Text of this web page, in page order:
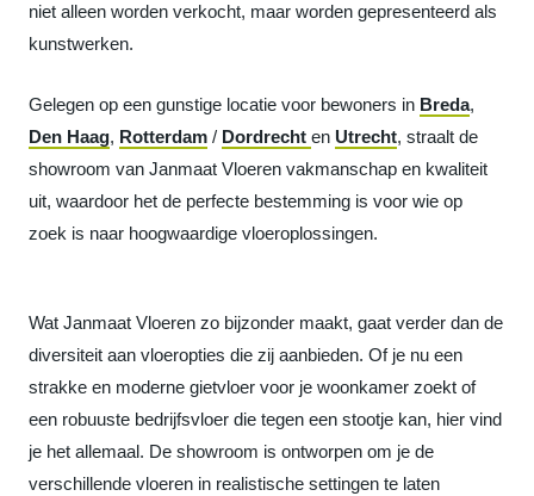
niet alleen worden verkocht, maar worden gepresenteerd als
kunstwerken.
Gelegen op een gunstige locatie voor bewoners in Breda,
Den Haag, Rotterdam / Dordrecht en Utrecht, straalt de
showroom van Janmaat Vloeren vakmanschap en kwaliteit
uit, waardoor het de perfecte bestemming is voor wie op
zoek is naar hoogwaardige vloeroplossingen.
Wat Janmaat Vloeren zo bijzonder maakt, gaat verder dan de
diversiteit aan vloeropties die zij aanbieden. Of je nu een
strakke en moderne gietvloer voor je woonkamer zoekt of
een robuuste bedrijfsvloer die tegen een stootje kan, hier vind
je het allemaal. De showroom is ontworpen om je de
verschillende vloeren in realistische settingen te laten